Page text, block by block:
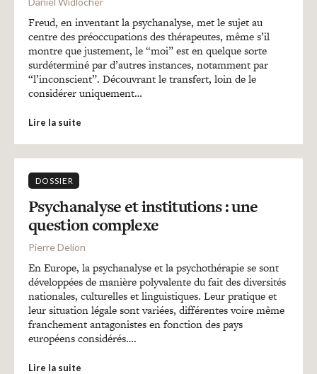
Freud, en inventant la psychanalyse, met le sujet au
centre des préoccupations des thérapeutes, même s’il
montre que justement, le “moi” est en quelque sorte
surdéterminé par d’autres instances, notamment par
“l’inconscient”. Découvrant le transfert, loin de le
considérer uniquement…
Lire la suite
DOSSIER
Psychanalyse et institutions : une
question complexe
Pierre Delion
En Europe, la psychanalyse et la psychothérapie se sont
développées de manière polyvalente du fait des diversités
nationales, culturelles et linguistiques. Leur pratique et
leur situation légale sont variées, différentes voire même
franchement antagonistes en fonction des pays
européens considérés….
Lire la suite